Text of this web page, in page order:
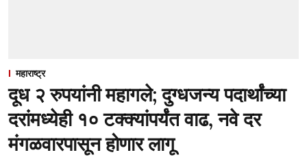
महाराष्ट्र
दूध २ रुपयांनी महागले; दुग्धजन्य पदार्थांच्या
दरांमध्येही १० टक्क्यांपर्यंत वाढ, नवे दर
मंगळवारपासून होणार लागू